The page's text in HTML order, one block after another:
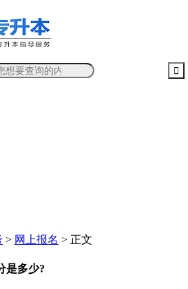
> 网上报名 > 正文
是多少?